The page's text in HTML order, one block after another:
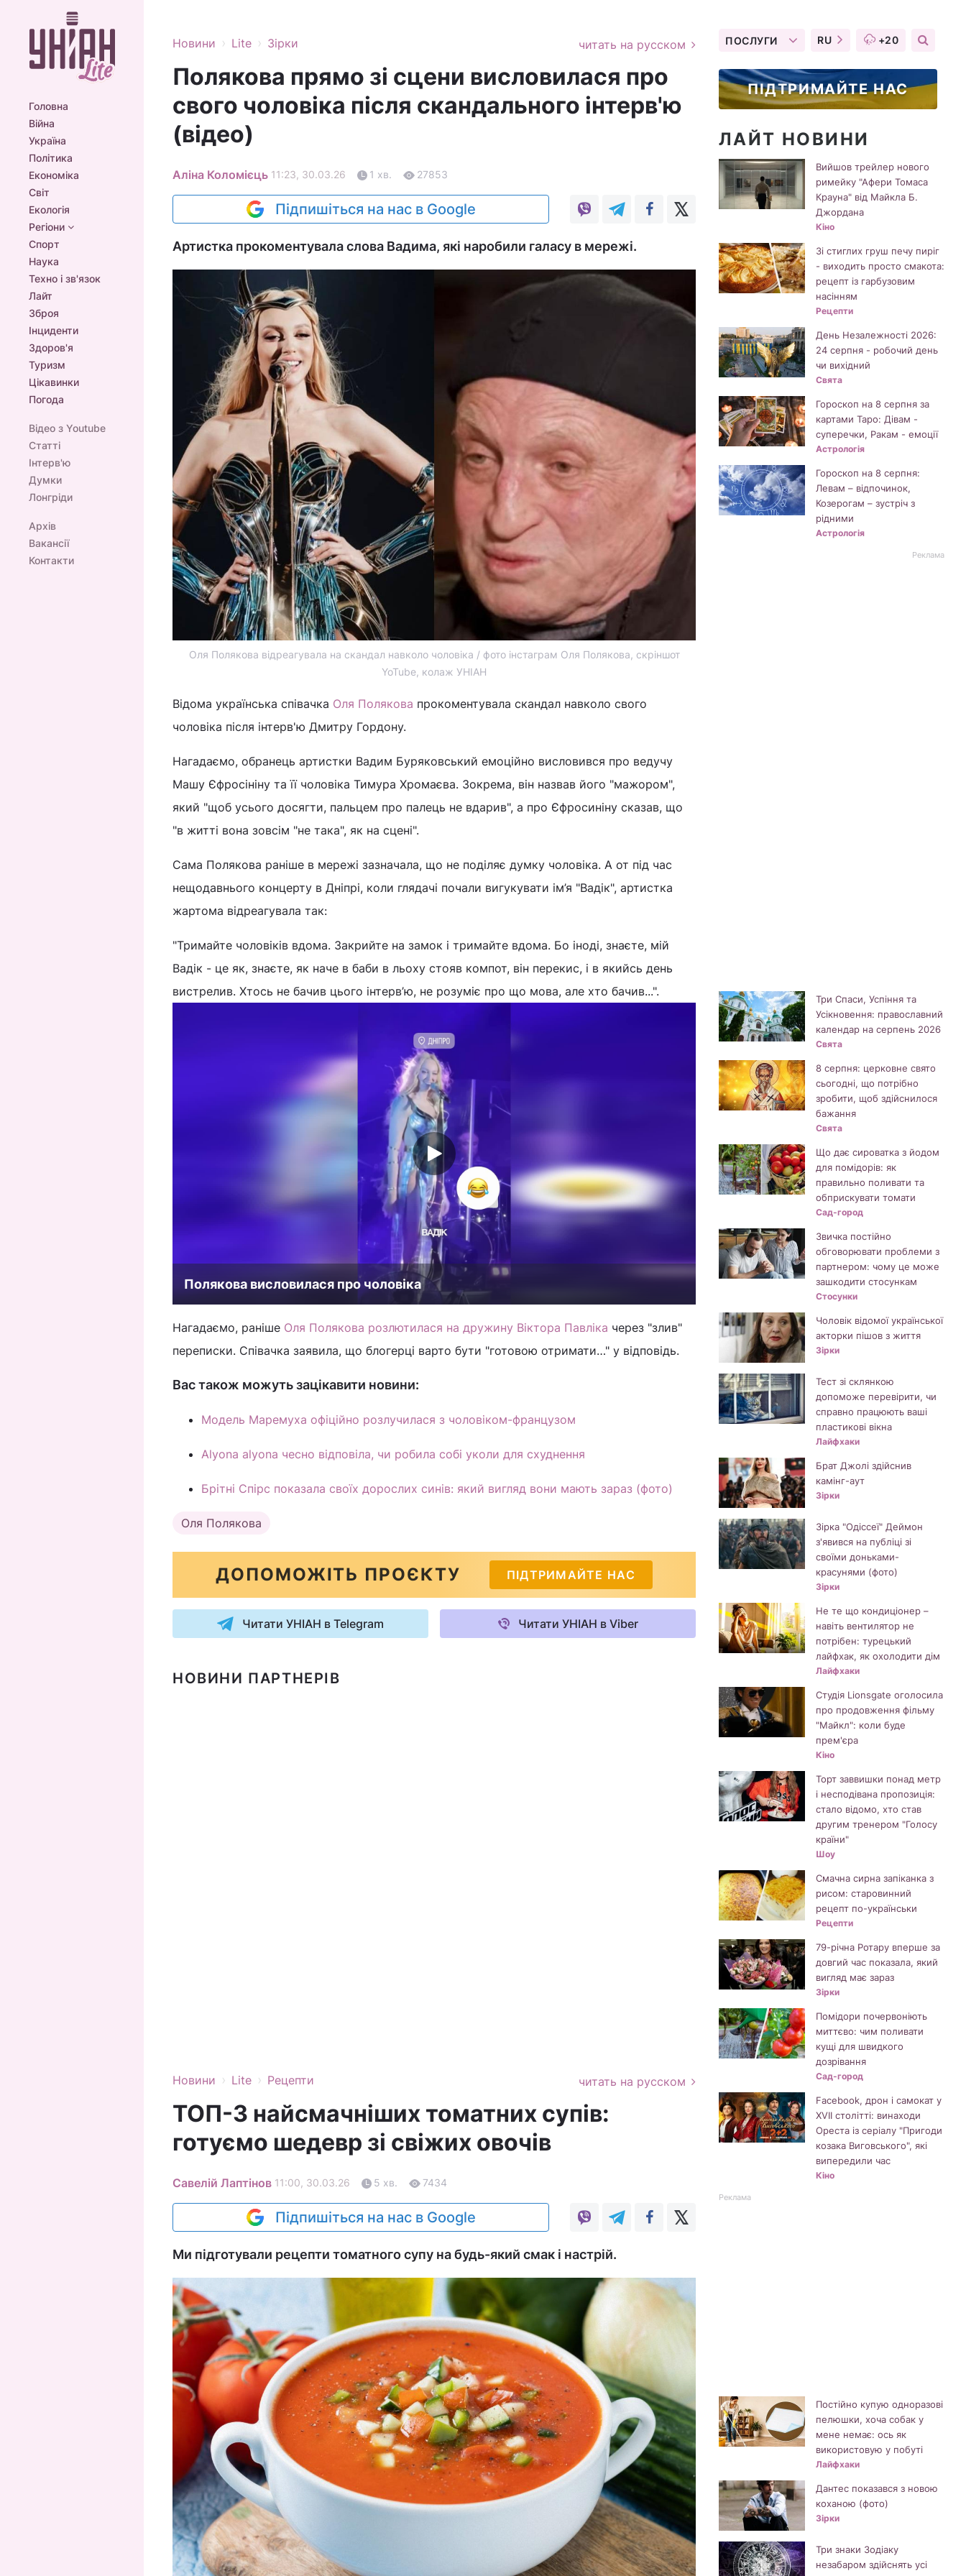
Головна
Війна
Україна
Політика
Економіка
Світ
Екологія
Регіони
Спорт
Наука
Техно і зв'язок
Лайт
Зброя
Інциденти
Здоров'я
Туризм
Цікавинки
Погода
Відео з Youtube
Статті
Інтерв'ю
Думки
Лонгріди
Архів
Вакансії
Контакти
Новини › Lite › Зірки читать на русском
Полякова прямо зі сцени висловилася про
свого чоловіка після скандального інтерв'ю
(відео)
Аліна Коломієць 11:23, 30.03.26 1 хв. 27853
Підпишіться на нас в Google
Артистка прокоментувала слова Вадима, які наробили галасу в мережі.
Оля Полякова відреагувала на скандал навколо чоловіка / фото інстаграм Оля Полякова, скріншот
YoTube, колаж УНІАН
Відома українська співачка Оля Полякова прокоментувала скандал навколо свого
чоловіка після інтерв'ю Дмитру Гордону.
Нагадаємо, обранець артистки Вадим Буряковський емоційно висловився про ведучу
Машу Єфросініну та її чоловіка Тимура Хромаєва. Зокрема, він назвав його "мажором",
який "щоб усього досягти, пальцем про палець не вдарив", а про Єфросиніну сказав, що
"в житті вона зовсім "не така", як на сцені".
Сама Полякова раніше в мережі зазначала, що не поділяє думку чоловіка. А от під час
нещодавнього концерту в Дніпрі, коли глядачі почали вигукувати ім’я "Вадік", артистка
жартома відреагувала так:
"Тримайте чоловіків вдома. Закрийте на замок і тримайте вдома. Бо іноді, знаєте, мій
Вадік - це як, знаєте, як наче в баби в льоху стояв компот, він перекис, і в якийсь день
вистрелив. Хтось не бачив цього інтерв’ю, не розуміє про що мова, але хто бачив...".
Полякова висловилася про чоловіка
Нагадаємо, раніше Оля Полякова розлютилася на дружину Віктора Павліка через "злив"
переписки. Співачка заявила, що блогерці варто бути "готовою отримати…" у відповідь.
Вас також можуть зацікавити новини:
Модель Маремуха офіційно розлучилася з чоловіком-французом
Alyona alyona чесно відповіла, чи робила собі уколи для схуднення
Брітні Спірс показала своїх дорослих синів: який вигляд вони мають зараз (фото)
Оля Полякова
ДОПОМОЖІТЬ ПРОЄКТУ ПІДТРИМАЙТЕ НАС
Читати УНІАН в Telegram Читати УНІАН в Viber
НОВИНИ ПАРТНЕРІВ
Новини › Lite › Рецепти читать на русском
ТОП-3 найсмачніших томатних супів:
готуємо шедевр зі свіжих овочів
Савелій Лаптінов 11:00, 30.03.26 5 хв. 7434
Підпишіться на нас в Google
Ми підготували рецепти томатного супу на будь-який смак і настрій.
ПОСЛУГИ RU +20
ПІДТРИМАЙТЕ НАС
ЛАЙТ НОВИНИ
Вийшов трейлер нового
римейку "Афери Томаса
Крауна" від Майкла Б.
Джордана
Кіно
Зі стиглих груш печу пиріг
- виходить просто смакота:
рецепт із гарбузовим
насінням
Рецепти
День Незалежності 2026:
24 серпня - робочий день
чи вихідний
Свята
Гороскоп на 8 серпня за
картами Таро: Дівам -
суперечки, Ракам - емоції
Астрологія
Гороскоп на 8 серпня:
Левам – відпочинок,
Козерогам – зустріч з
рідними
Астрологія
Реклама
Три Спаси, Успіння та
Усікновення: православний
календар на серпень 2026
Свята
8 серпня: церковне свято
сьогодні, що потрібно
зробити, щоб здійснилося
бажання
Свята
Що дає сироватка з йодом
для помідорів: як
правильно поливати та
обприскувати томати
Сад-город
Звичка постійно
обговорювати проблеми з
партнером: чому це може
зашкодити стосункам
Стосунки
Чоловік відомої української
акторки пішов з життя
Зірки
Тест зі склянкою
допоможе перевірити, чи
справно працюють ваші
пластикові вікна
Лайфхаки
Брат Джолі здійснив
камінг-аут
Зірки
Зірка "Одіссеї" Деймон
з'явився на публіці зі
своїми доньками-
красунями (фото)
Зірки
Не те що кондиціонер –
навіть вентилятор не
потрібен: турецький
лайфхак, як охолодити дім
Лайфхаки
Студія Lionsgate оголосила
про продовження фільму
"Майкл": коли буде
прем'єра
Кіно
Торт заввишки понад метр
і несподівана пропозиція:
стало відомо, хто став
другим тренером "Голосу
країни"
Шоу
Смачна сирна запіканка з
рисом: старовинний
рецепт по-українськи
Рецепти
79-річна Ротару вперше за
довгий час показала, який
вигляд має зараз
Зірки
Помідори почервоніють
миттєво: чим поливати
кущі для швидкого
дозрівання
Сад-город
Facebook, дрон і самокат у
XVII столітті: винаходи
Ореста із серіалу "Пригоди
козака Виговського", які
випередили час
Кіно
Реклама
Постійно купую одноразові
пелюшки, хоча собак у
мене немає: ось як
використовую у побуті
Лайфхаки
Дантес показався з новою
коханою (фото)
Зірки
Три знаки Зодіаку
незабаром здійснять усі